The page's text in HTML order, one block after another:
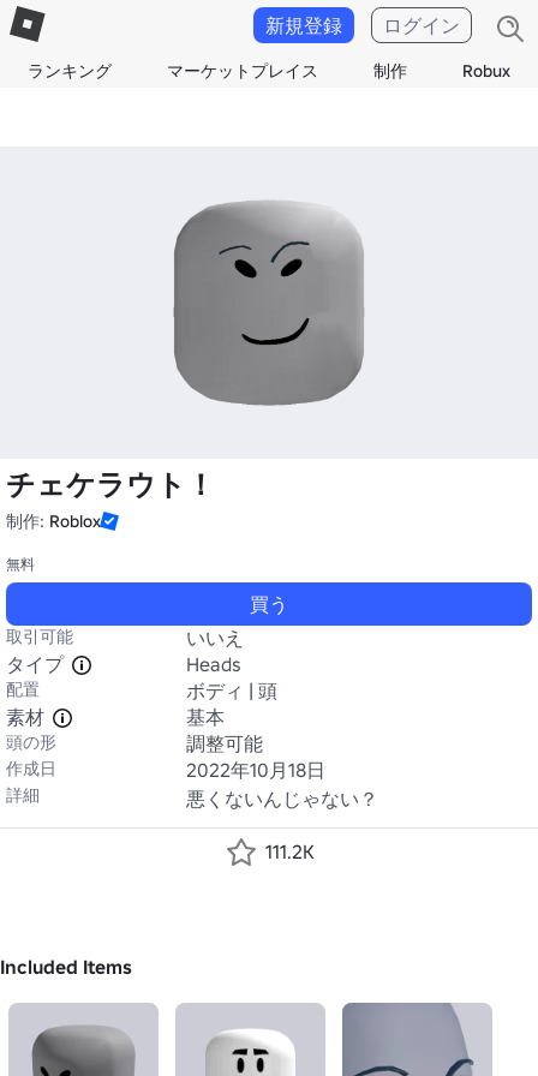
ランキング マーケットプレイス 制作 Robux
新規登録 ログイン
チェケラウト！
制作: Roblox
無料
買う
取引可能
いいえ
タイプ
Heads
配置
ボディ | 頭
素材
基本
頭の形 調整可能
作成日 2022年10月18日
詳細 悪くないんじゃない？
111.2K
Included Items